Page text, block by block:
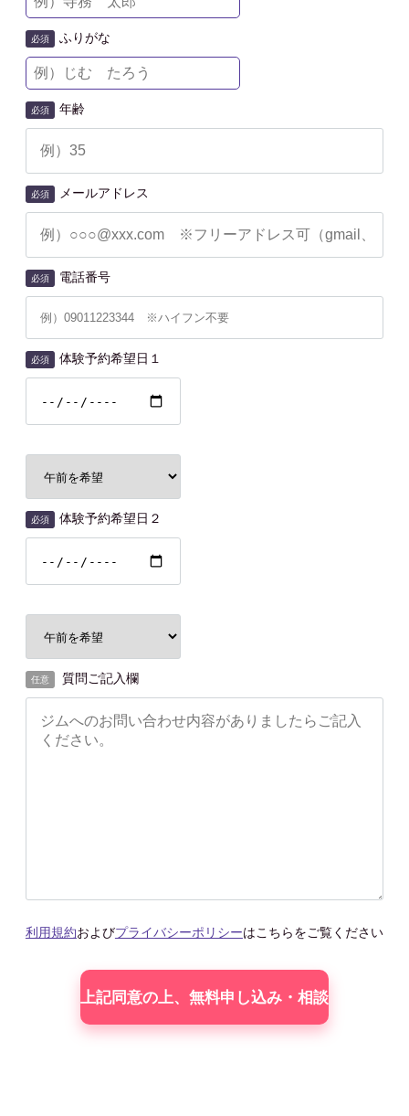
必須 ふりがな
必須 年齢
必須 メールアドレス
必須 電話番号
必須 体験予約希望日１
必須 体験予約希望日２
任意 質問ご記入欄
利用規約およびプライバシーポリシーはこちらをご覧ください